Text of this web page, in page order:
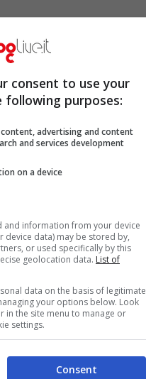
dalla
consent to use your
purposes:
advertising and content
and services development
on a device
and information from your device
device data) may be stored by,
or used specifically by this
geolocation data. List of
data on the basis of legitimate
your options below. Look
in the site menu to manage or
settings.
Consent